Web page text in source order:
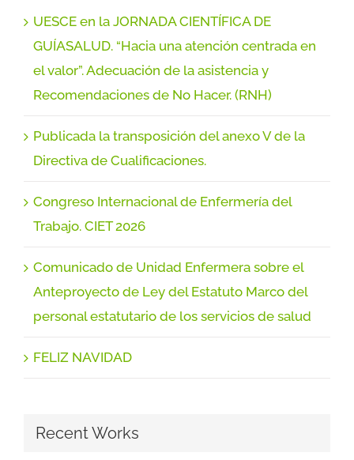
UESCE en la JORNADA CIENTÍFICA DE
GUÍASALUD. “Hacia una atención centrada en
el valor”. Adecuación de la asistencia y
Recomendaciones de No Hacer. (RNH)
Publicada la transposición del anexo V de la
Directiva de Cualificaciones.
Congreso Internacional de Enfermería del
Trabajo. CIET 2026
Comunicado de Unidad Enfermera sobre el
Anteproyecto de Ley del Estatuto Marco del
personal estatutario de los servicios de salud
FELIZ NAVIDAD
Recent Works